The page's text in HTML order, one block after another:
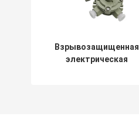
Взрывозащищенная
электрическая